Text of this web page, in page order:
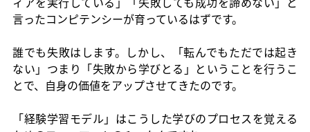
言ったコンピテンシーが育っているはずです。
誰でも失敗はします。しかし、「転んでもただでは起き
ない」つまり「失敗から学びとる」ということを行うこ
とで、自身の価値をアップさせてきたのです。
「経験学習モデル」はこうした学びのプロセスを覚える